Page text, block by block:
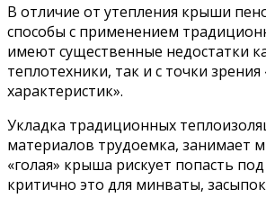
В отличие от утепления крыши
способы с применением
имеют существенные недостатки
теплотехники, так и с точки
характеристик».
Укладка традиционных
материалов трудоемка, занимает
«голая» крыша рискует попасть
критично это для минваты,